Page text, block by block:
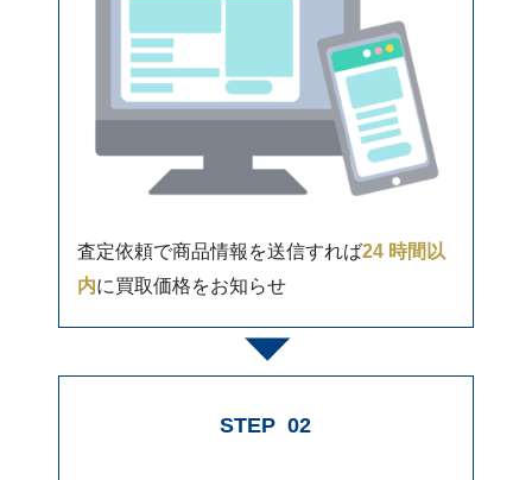
査定依頼で商品情報を送信すれば24 時間以
内に買取価格をお知らせ
STEP 02